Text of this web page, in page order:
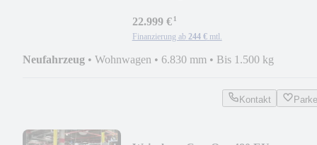
22.999 €¹
Finanzierung ab 244 € mtl.
Neufahrzeug • Wohnwagen • 6.830 mm • Bis 1.500 kg
Kontakt